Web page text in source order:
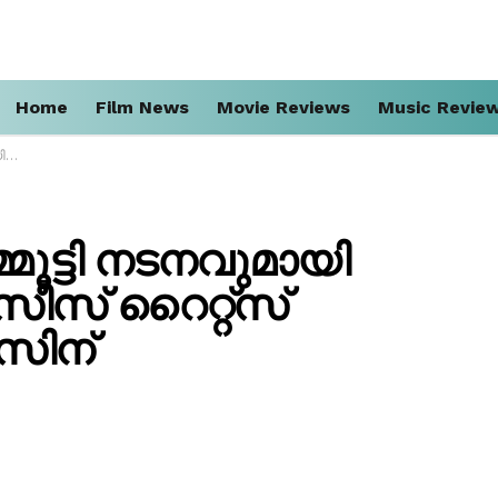
Home Film News Movie Reviews Music
നടനവുമായി
റൈറ്റ്സ്